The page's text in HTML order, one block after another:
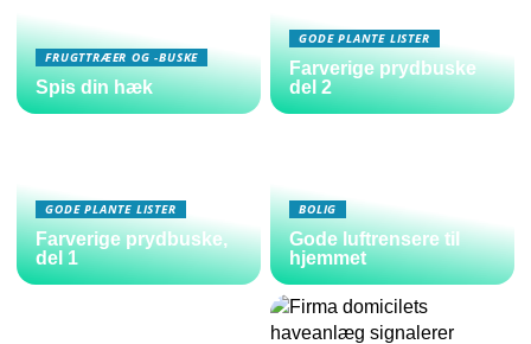
FRUGTTRÆER OG -BUSKE
Spis din hæk
GODE PLANTE LISTER
Farverige prydbuske
del 2
GODE PLANTE LISTER
Farverige prydbuske,
del 1
BOLIG
Gode luftrensere til
hjemmet